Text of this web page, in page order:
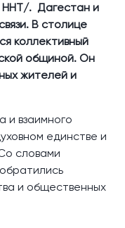
ННТ/. Дагестан и
В столице
коллективный
общиной. Он
жителей и
взаимного
единстве и
словами
и общественных